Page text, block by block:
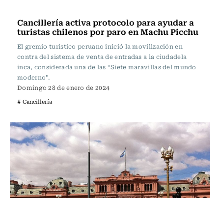
Cancillería activa protocolo para ayudar a
turistas chilenos por paro en Machu Picchu
El gremio turístico peruano inició la movilización en
contra del sistema de venta de entradas a la ciudadela
inca, considerada una de las “Siete maravillas del mundo
moderno”.
Domingo 28 de enero de 2024
# Cancillería